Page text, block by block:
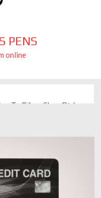
PENS
online
Ty Riêng: Chọn Dịch
riêng luôn ghi điểm
workflow và AI agent
giảm chi phí vận hành